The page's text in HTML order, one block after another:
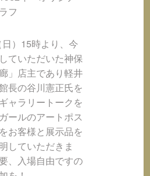
フ
）15時より、今
ていただいた神保
」店主であり軽井
長の谷川憲正氏を
ャラリートークを
ールのアートポス
お客様と展示品を
していただきま
、入場自由ですの